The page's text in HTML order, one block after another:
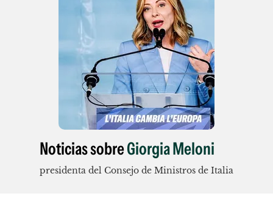
Noticias sobreGiorgia Meloni
presidenta del Consejo de Ministros de Italia